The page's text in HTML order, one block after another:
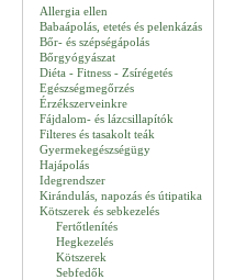
Allergia ellen
Babaápolás, etetés és pelenkázás
Bőr- és szépségápolás
Bőrgyógyászat
Diéta - Fitness - Zsírégetés
Egészségmegőrzés
Érzékszerveinkre
Fájdalom- és lázcsillapítók
Filteres és tasakolt teák
Gyermekegészségügy
Hajápolás
Idegrendszer
Kirándulás, napozás és útipatika
Kötszerek és sebkezelés
Fertőtlenítés
Hegkezelés
Kötszerek
Sebfedők